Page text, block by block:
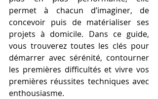
permet à chacun d’imaginer, de
concevoir puis de matérialiser ses
projets à domicile. Dans ce guide,
vous trouverez toutes les clés pour
démarrer avec sérénité, contourner
les premières difficultés et vivre vos
premières réussites techniques avec
enthousiasme.